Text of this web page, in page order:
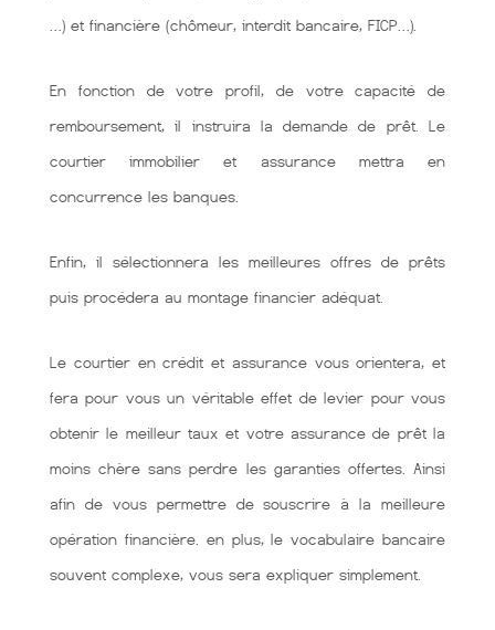
…) et financière (chômeur, interdit bancaire, FICP…).
En fonction de votre profil, de votre capacité de
remboursement, il instruira la demande de prêt. Le
courtier immobilier et assurance mettra en
concurrence les banques.
Enfin, il sélectionnera les meilleures offres de prêts
puis procédera au montage financier adéquat.
Le courtier en crédit et assurance vous orientera, et
fera pour vous un véritable effet de levier pour vous
obtenir le meilleur taux et votre assurance de prêt la
moins chère sans perdre les garanties offertes. Ainsi
afin de vous permettre de souscrire à la meilleure
opération financière. en plus, le vocabulaire bancaire
souvent complexe, vous sera expliquer simplement.